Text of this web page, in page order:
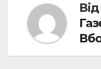
Від